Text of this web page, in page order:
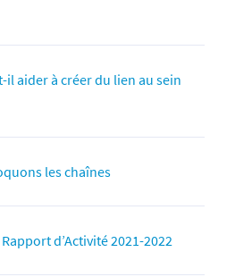
aider à créer du lien au sein
les chaînes
d’Activité 2021-2022